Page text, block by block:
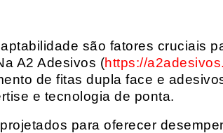
são fatores cruciais
A2 Adesivos (https://
de fitas dupla face e
e tecnologia de ponta.
para oferecer